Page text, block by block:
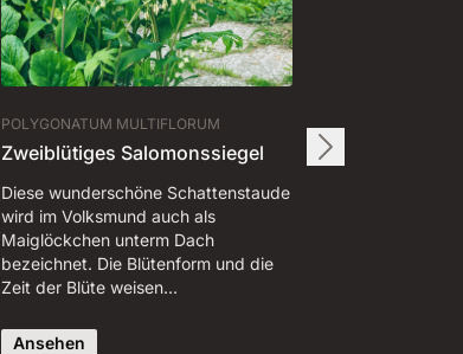
POLYGONATUM MULTIFLORUM
Zweiblütiges Salomonssiegel
Diese wunderschöne Schattenstaude
wird im Volksmund auch als
Maiglöckchen unterm Dach
bezeichnet. Die Blütenform und die
Zeit der Blüte weisen…
Ansehen